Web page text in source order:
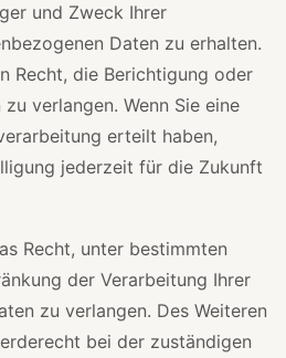
und Zweck Ihrer
Daten zu erhalten.
Recht, die Berichtigung oder
verlangen. Wenn Sie eine
erteilt haben,
jederzeit für die Zukunft
Recht, unter bestimmten
der Verarbeitung Ihrer
zu verlangen. Des Weiteren
bei der zuständigen